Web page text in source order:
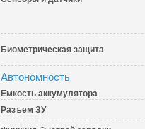
Биометрическая защита
Автономность
Емкость аккумулятора
Разъем ЗУ